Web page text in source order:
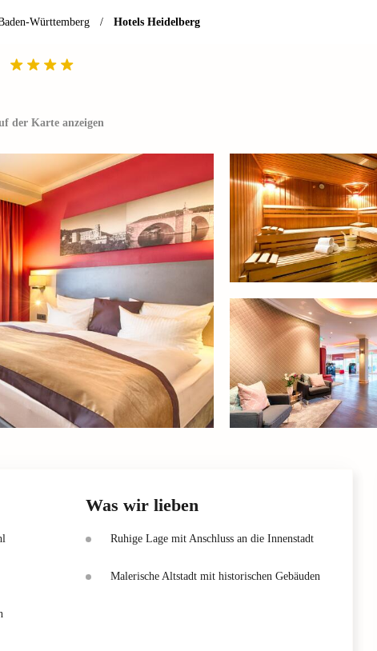
Württemberg / Hotels Heidelberg
der Karte anzeigen
Was wir lieben
Ruhige Lage mit Anschluss an die Innenstadt
Malerische Altstadt mit historischen Gebäuden